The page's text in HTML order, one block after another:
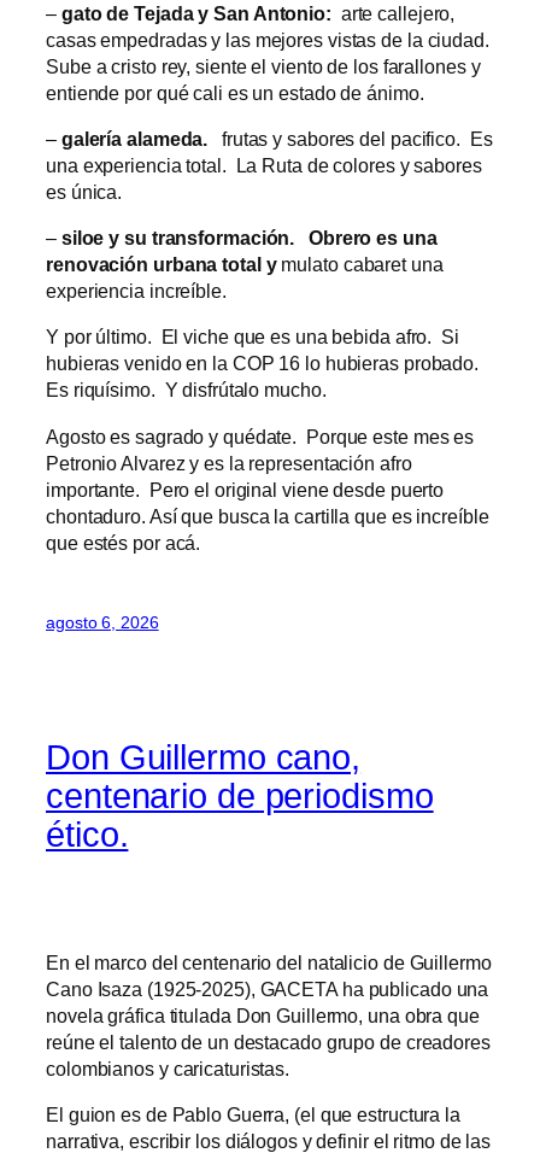
– gato de Tejada y San Antonio: arte callejero,
casas empedradas y las mejores vistas de la ciudad.
Sube a cristo rey, siente el viento de los farallones y
entiende por qué cali es un estado de ánimo.
– galería alameda. frutas y sabores del pacifico. Es
una experiencia total. La Ruta de colores y sabores
es única.
– siloe y su transformación. Obrero es una
renovación urbana total y mulato cabaret una
experiencia increíble.
Y por último. El viche que es una bebida afro. Si
hubieras venido en la COP 16 lo hubieras probado.
Es riquísimo. Y disfrútalo mucho.
Agosto es sagrado y quédate. Porque este mes es
Petronio Alvarez y es la representación afro
importante. Pero el original viene desde puerto
chontaduro. Así que busca la cartilla que es increíble
que estés por acá.
agosto 6, 2026
Don Guillermo cano,
centenario de periodismo
ético.
En el marco del centenario del natalicio de Guillermo
Cano Isaza (1925-2025), GACETA ha publicado una
novela gráfica titulada Don Guillermo, una obra que
reúne el talento de un destacado grupo de creadores
colombianos y caricaturistas.
El guion es de Pablo Guerra, (el que estructura la
narrativa, escribir los diálogos y definir el ritmo de las